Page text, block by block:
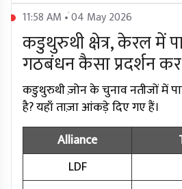
11:58 AM • 04 May 2026
कडुथुरुथी क्षेत्र, केरल में
गठबंधन कैसा प्रदर्शन
कडुथुरुथी ज़ोन के चुनाव नतीजों में
है? यहाँ ताज़ा आंकड़े दिए गए हैं।
Alliance
LDF